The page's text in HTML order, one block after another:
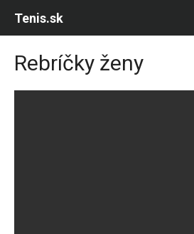
Tenis.sk
Rebríčky ženy